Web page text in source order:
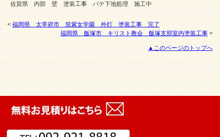
佐賀県 内部 壁 塗装工事 パテ下地処理 施工中
< 福岡県 太宰府市 筑紫女学園 外灯 塗装工事 完了
福岡県 飯塚市 キリスト教会 飯塚支部室内塗装工事 >
▲このページのトップへ